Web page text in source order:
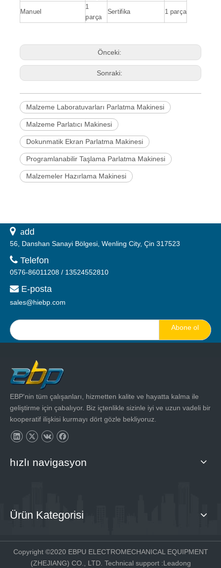
Manuel
1
parça
Sertifika 1 parça
Önceki:
Sonraki:
Malzeme Laboratuvarları Parlatma Makinesi
Malzeme Parlatıcı Makinesi
Dokunmatik Ekran Parlatma Makinesi
Programlanabilir Taşlama Parlatma Makinesi
Malzemeler Hazırlama Makinesi
 add
56, Danshan Sanayi Bölgesi, Wenling City, Çin 317523
 Telefon
0576-86011208 / 13524552810
 E-posta
sales@hiebp.com
Abone ol
EBP'nin tüm çalışanları, hizmetten kalite ve hayatta kalma ile
geliştirme için çabalıyor. Biz içtenlikle sizinle iyi ve uzun vadeli bir
kooperatif ilişkisi kurmayı dört gözle bekliyoruz.
hızlı navigasyon
Ürün Kategorisi
Copyright ©2020 EBPU ELECTROMECHANICAL EQUIPMENT
(ZHEJIANG) CO., LTD. Technical support :Leadong